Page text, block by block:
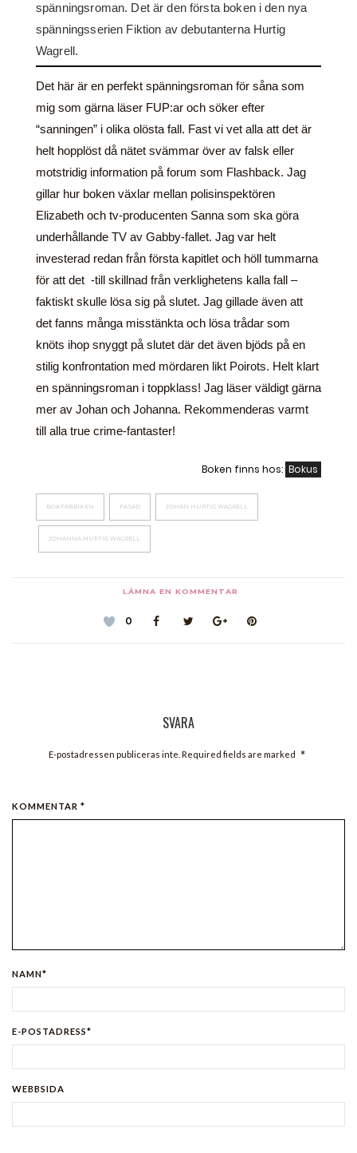
spänningsroman. Det är den första boken i den nya
spänningsserien Fiktion av debutanterna Hurtig
Wagrell.
Det här är en perfekt spänningsroman för såna som
mig som gärna läser FUP:ar och söker efter
“sanningen” i olika olösta fall. Fast vi vet alla att det är
helt hopplöst då nätet svämmar över av falsk eller
motstridig information på forum som Flashback. Jag
gillar hur boken växlar mellan polisinspektören
Elizabeth och tv-producenten Sanna som ska göra
underhållande TV av Gabby-fallet. Jag var helt
investerad redan från första kapitlet och höll tummarna
för att det -till skillnad från verklighetens kalla fall –
faktiskt skulle lösa sig på slutet. Jag gillade även att
det fanns många misstänkta och lösa trådar som
knöts ihop snyggt på slutet där det även bjöds på en
stilig konfrontation med mördaren likt Poirots. Helt klart
en spänningsroman i toppklass! Jag läser väldigt gärna
mer av Johan och Johanna. Rekommenderas varmt
till alla true crime-fantaster!
Boken finns hos: Bokus
BOKFABRIKEN FASAD JOHAN HURTIG WAGRELL
JOHANNA HURTIG WAGRELL
LÄMNA EN KOMMENTAR
0
SVARA
E-postadressen publiceras inte. Required fields are marked *
KOMMENTAR *
NAMN*
E-POSTADRESS*
WEBBSIDA